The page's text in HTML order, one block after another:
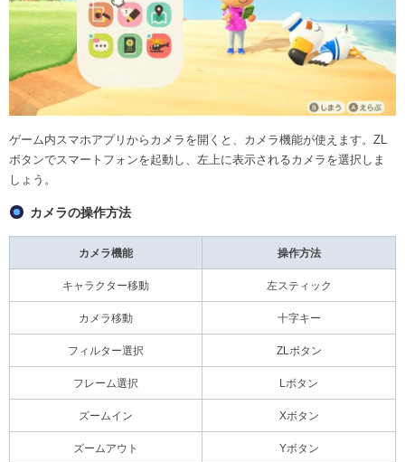
ゲーム内スマホアプリからカメラを開くと、カメラ機能が使えます。ZL
ボタンでスマートフォンを起動し、左上に表示されるカメラを選択しま
しょう。
カメラの操作方法
カメラ機能 操作方法
キャラクター移動 左スティック
カメラ移動 十字キー
フィルター選択 ZLボタン
フレーム選択 Lボタン
ズームイン Xボタン
ズームアウト Yボタン